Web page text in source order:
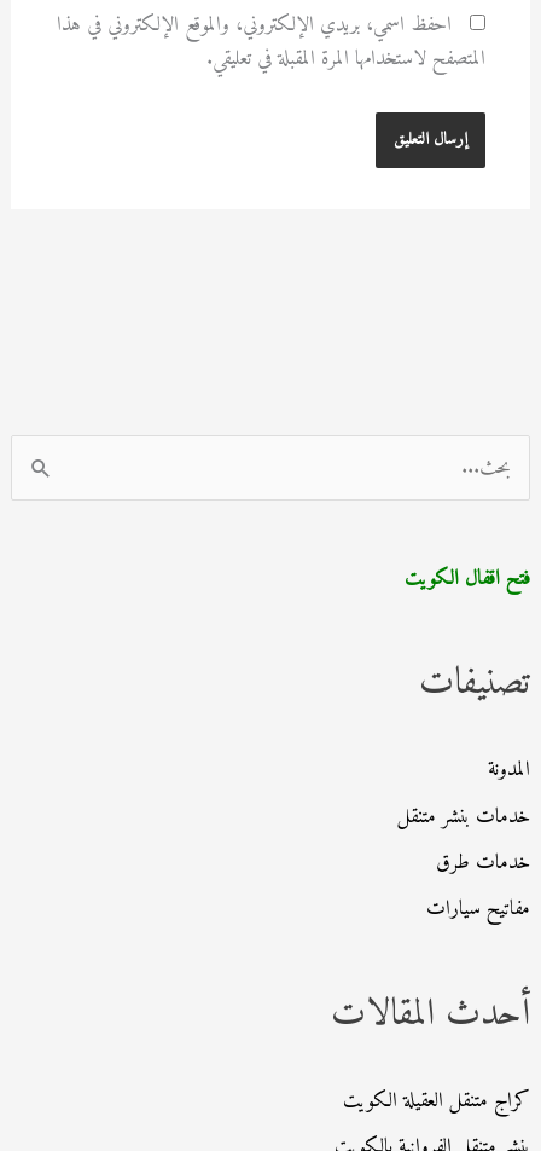
ل
ح
ع
:
فتح اقفال الكويت
تصنيفات
المدونة
خدمات بنشر متنقل
خدمات طرق
مفاتيح سيارات
أحدث المقالات
كراج متنقل العقيلة الكويت
احفظ اسمي، بريدي الإلكتروني، والموقع الإلكتروني في هذا
المتصفح لاستخدامها المرة المقبلة في تعليقي.